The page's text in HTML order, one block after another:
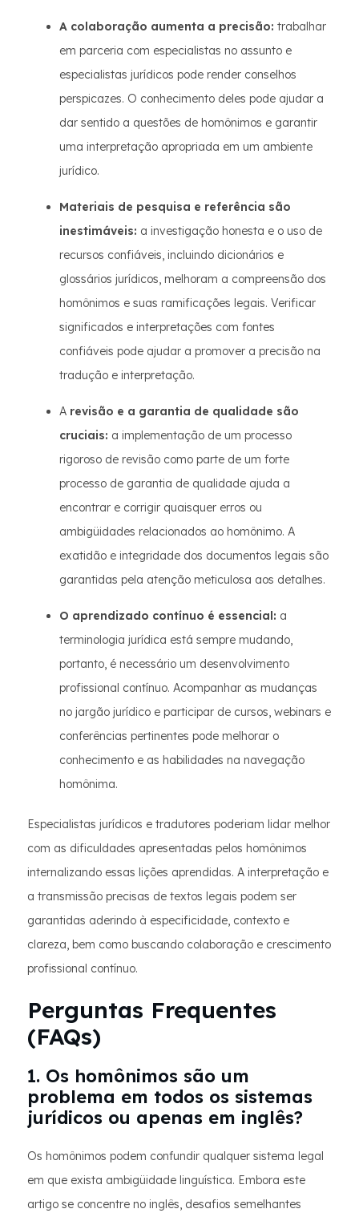
A colaboração aumenta a precisão: trabalhar
em parceria com especialistas no assunto e
especialistas jurídicos pode render conselhos
perspicazes. O conhecimento deles pode ajudar a
dar sentido a questões de homônimos e garantir
uma interpretação apropriada em um ambiente
jurídico.
Materiais de pesquisa e referência são
inestimáveis: a investigação honesta e o uso de
recursos confiáveis, incluindo dicionários e
glossários jurídicos, melhoram a compreensão dos
homônimos e suas ramificações legais. Verificar
significados e interpretações com fontes
confiáveis pode ajudar a promover a precisão na
tradução e interpretação.
A revisão e a garantia de qualidade são
cruciais: a implementação de um processo
rigoroso de revisão como parte de um forte
processo de garantia de qualidade ajuda a
encontrar e corrigir quaisquer erros ou
ambigüidades relacionados ao homônimo. A
exatidão e integridade dos documentos legais são
garantidas pela atenção meticulosa aos detalhes.
O aprendizado contínuo é essencial: a
terminologia jurídica está sempre mudando,
portanto, é necessário um desenvolvimento
profissional contínuo. Acompanhar as mudanças
no jargão jurídico e participar de cursos, webinars e
conferências pertinentes pode melhorar o
conhecimento e as habilidades na navegação
homônima.
Especialistas jurídicos e tradutores poderiam lidar melhor
com as dificuldades apresentadas pelos homônimos
internalizando essas lições aprendidas. A interpretação e
a transmissão precisas de textos legais podem ser
garantidas aderindo à especificidade, contexto e
clareza, bem como buscando colaboração e crescimento
profissional contínuo.
Perguntas Frequentes
(FAQs)
1. Os homônimos são um
problema em todos os sistemas
jurídicos ou apenas em inglês?
Os homônimos podem confundir qualquer sistema legal
em que exista ambigüidade linguística. Embora este
artigo se concentre no inglês, desafios semelhantes